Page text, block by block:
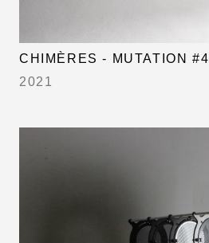
CHIMÈRES - MUTATION #4
2021